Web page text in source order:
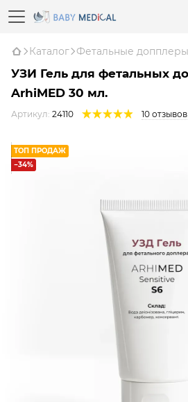
Каталог Фетальные
УЗИ Гель для фетальных
ArhiMED 30 мл.
Артикул: 24110 10 отзывов
ТОП ПРОДАЖ
−34%